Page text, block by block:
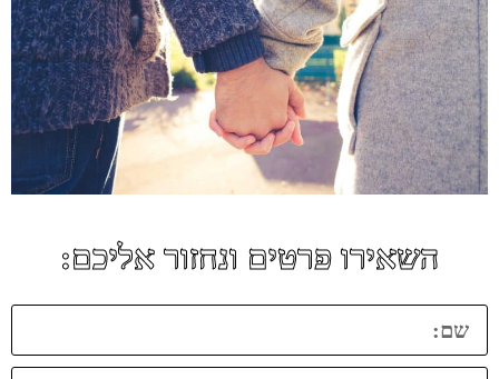
השאירו פרטים ונחזור אליכם: